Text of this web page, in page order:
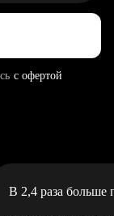
с офертой
В 2,4 раза больше